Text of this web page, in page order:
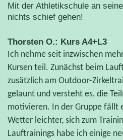
Mit der Athletikschule an
nichts schief gehen!
Thorsten O.: Kurs A4+L3
Ich nehme seit inzwischen
Kursen teil. Zunächst beim
zusätzlich am Outdoor-
gelaunt und versteht es, die
motivieren. In der Gruppe fällt
Wetter leichter, sich zum
Lauftrainings habe ich einige